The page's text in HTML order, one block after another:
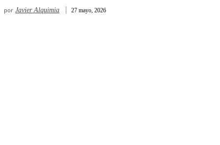
por Javier Alquimia 27 mayo, 2026